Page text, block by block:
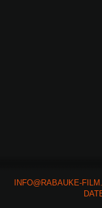
INFO@RABAUKE-